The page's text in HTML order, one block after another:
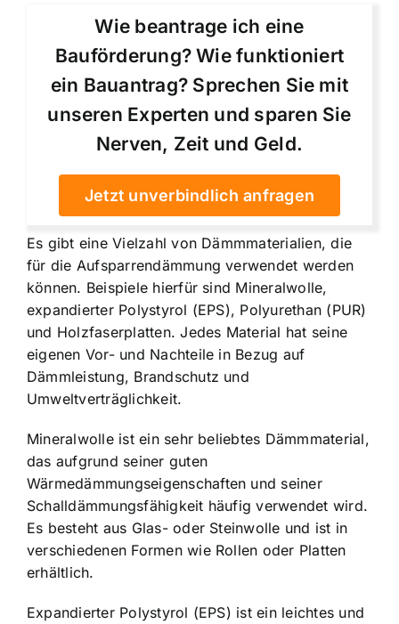
Wie beantrage ich eine
Bauförderung? Wie funktioniert
ein Bauantrag? Sprechen Sie mit
unseren Experten und sparen Sie
Nerven, Zeit und Geld.
Jetzt unverbindlich anfragen
Es gibt eine Vielzahl von Dämmmaterialien, die
für die Aufsparrendämmung verwendet werden
können. Beispiele hierfür sind Mineralwolle,
expandierter Polystyrol (EPS), Polyurethan (PUR)
und Holzfaserplatten. Jedes Material hat seine
eigenen Vor- und Nachteile in Bezug auf
Dämmleistung, Brandschutz und
Umweltverträglichkeit.
Mineralwolle ist ein sehr beliebtes Dämmmaterial,
das aufgrund seiner guten
Wärmedämmungseigenschaften und seiner
Schalldämmungsfähigkeit häufig verwendet wird.
Es besteht aus Glas- oder Steinwolle und ist in
verschiedenen Formen wie Rollen oder Platten
erhältlich.
Expandierter Polystyrol (EPS) ist ein leichtes und